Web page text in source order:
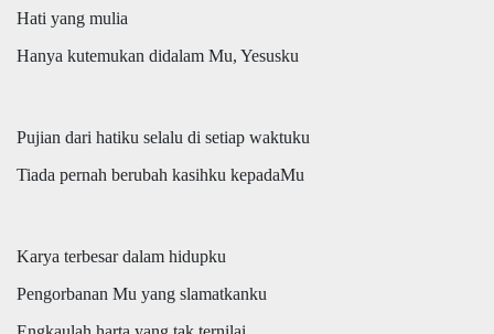
Hati yang mulia
Hanya kutemukan didalam Mu, Yesusku
Pujian dari hatiku selalu di setiap waktuku
Tiada pernah berubah kasihku kepadaMu
Karya terbesar dalam hidupku
Pengorbanan Mu yang slamatkanku